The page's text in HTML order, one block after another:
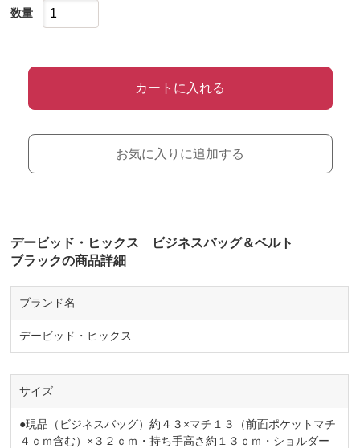
数量
カートに入れる
お気に入りに追加する
デービッド・ヒックス ビジネスバッグ＆ベルト
ブラックの商品詳細
ブランド名
デービッド・ヒックス
サイズ
●現品（ビジネスバッグ）約４３×マチ１３（前面ポケットマチ
４ｃｍ含む）×３２ｃｍ・持ち手高さ約１３ｃｍ・ショルダー